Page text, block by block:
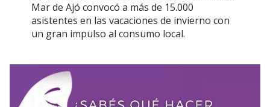
Mar de Ajó convocó a más de 15.000
asistentes en las vacaciones de invierno con
un gran impulso al consumo local.